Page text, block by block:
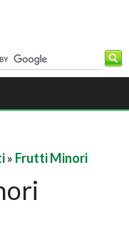
» Frutti Minori